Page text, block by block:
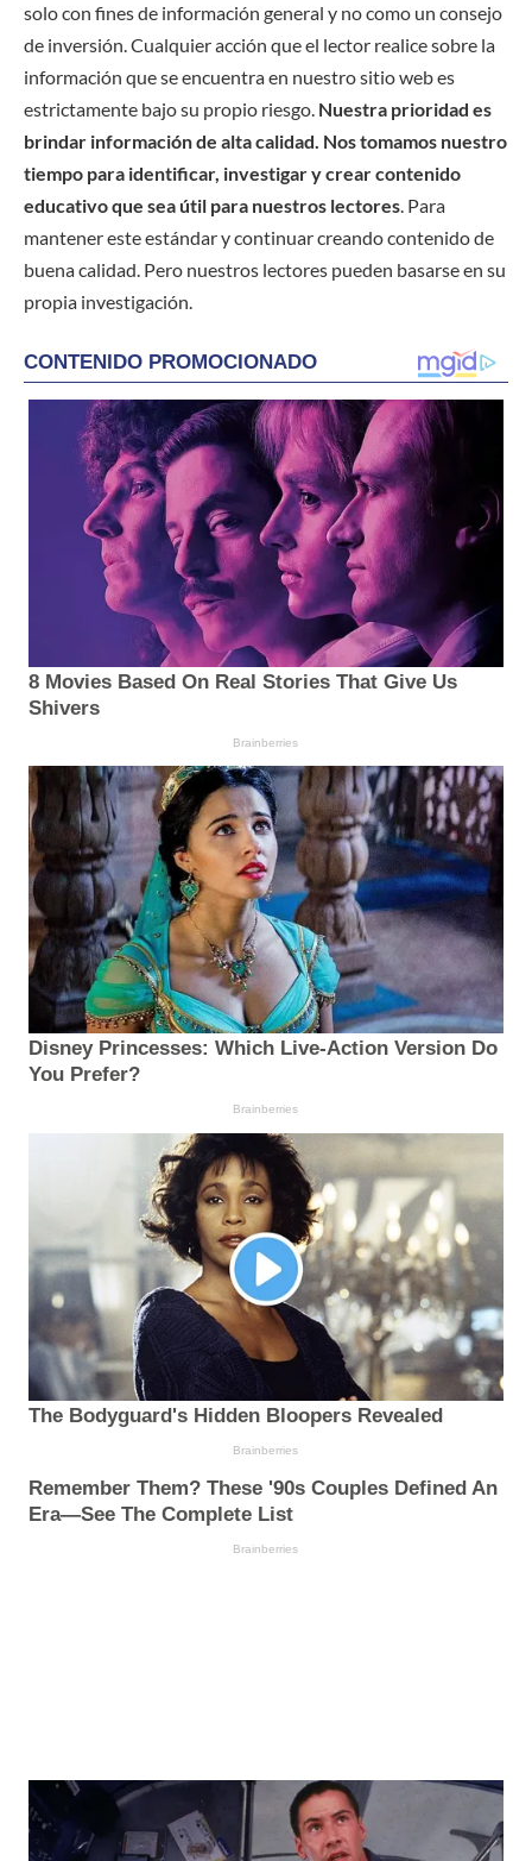
solo con fines de información general y no como un consejo
de inversión. Cualquier acción que el lector realice sobre la
información que se encuentra en nuestro sitio web es
estrictamente bajo su propio riesgo. Nuestra prioridad es
brindar información de alta calidad. Nos tomamos nuestro
tiempo para identificar, investigar y crear contenido
educativo que sea útil para nuestros lectores. Para
mantener este estándar y continuar creando contenido de
buena calidad. Pero nuestros lectores pueden basarse en su
propia investigación.